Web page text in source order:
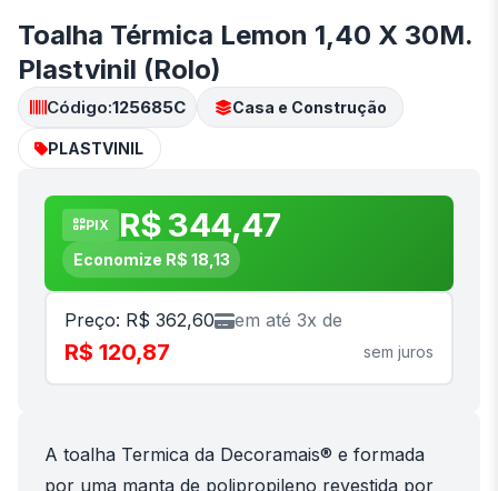
Toalha Térmica Lemon 1,40 X 30M.
Plastvinil (Rolo)
Código:125685C Casa e Construção
PLASTVINIL
PIX R$ 344,47
Economize R$ 18,13
Preço: R$ 362,60 em até 3x de
R$ 120,87 sem juros
A toalha Termica da Decoramais® e formada
por uma manta de polipropileno revestida por